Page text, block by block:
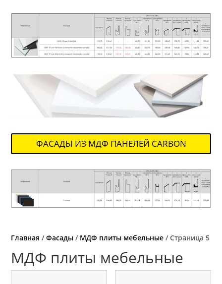
ФАСАДЫ ИЗ МДФ ПАНЕЛЕЙ CARBON
Главная /Фасады / МДФ плиты мебельные / Страница 5
МДФ плиты мебельные